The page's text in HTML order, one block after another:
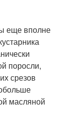
еще вполне
поросли,
срезов
масляной